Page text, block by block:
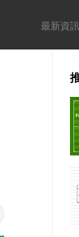
最新資訊